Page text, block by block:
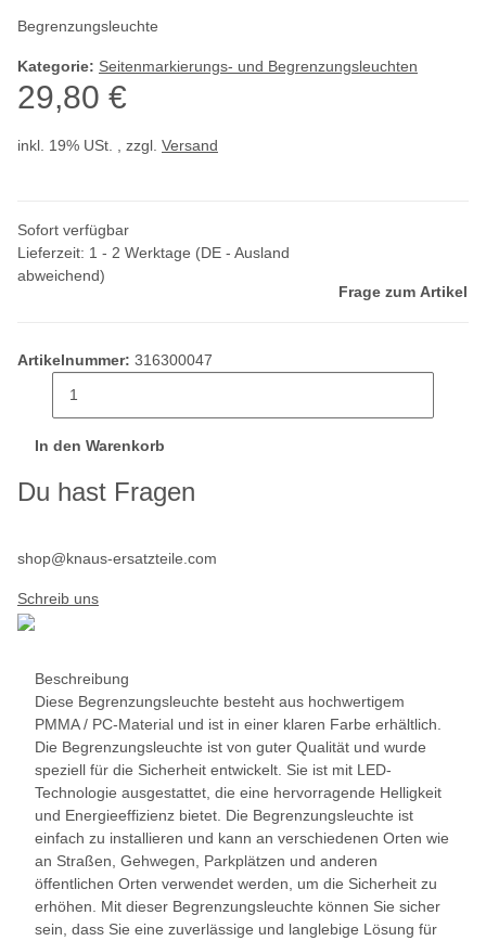
Begrenzungsleuchte
Kategorie: Seitenmarkierungs- und Begrenzungsleuchten
29,80 €
inkl. 19% USt. , zzgl. Versand
Sofort verfügbar
Lieferzeit: 1 - 2 Werktage (DE - Ausland
abweichend)
Frage zum Artikel
Artikelnummer: 316300047
In den Warenkorb
Du hast Fragen
shop@knaus-ersatzteile.com
Schreib uns
Beschreibung
Diese Begrenzungsleuchte besteht aus hochwertigem
PMMA / PC-Material und ist in einer klaren Farbe erhältlich.
Die Begrenzungsleuchte ist von guter Qualität und wurde
speziell für die Sicherheit entwickelt. Sie ist mit LED-
Technologie ausgestattet, die eine hervorragende Helligkeit
und Energieeffizienz bietet. Die Begrenzungsleuchte ist
einfach zu installieren und kann an verschiedenen Orten wie
an Straßen, Gehwegen, Parkplätzen und anderen
öffentlichen Orten verwendet werden, um die Sicherheit zu
erhöhen. Mit dieser Begrenzungsleuchte können Sie sicher
sein, dass Sie eine zuverlässige und langlebige Lösung für